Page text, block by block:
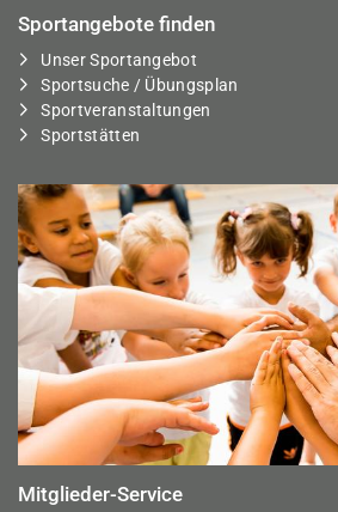
Sportangebote finden
Unser Sportangebot
Sportsuche / Übungsplan
Sportveranstaltungen
Sportstätten
Mitglieder-Service